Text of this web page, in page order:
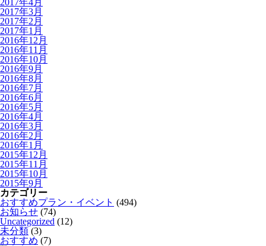
2017年4月
2017年3月
2017年2月
2017年1月
2016年12月
2016年11月
2016年10月
2016年9月
2016年8月
2016年7月
2016年6月
2016年5月
2016年4月
2016年3月
2016年2月
2016年1月
2015年12月
2015年11月
2015年10月
2015年9月
カテゴリー
おすすめプラン・イベント (494)
お知らせ (74)
Uncategorized (12)
未分類 (3)
おすすめ (7)